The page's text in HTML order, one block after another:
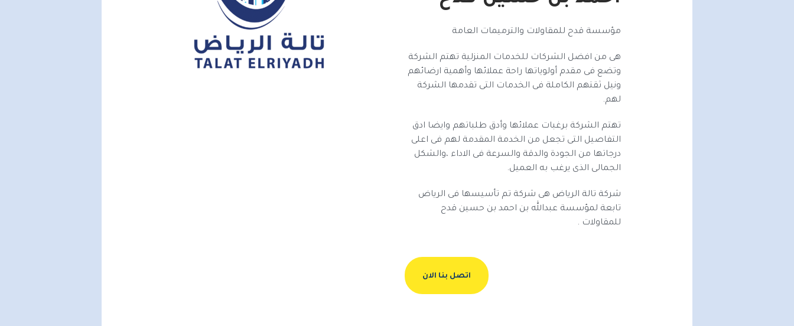
مؤسسة قدح للمقاولات والترميمات العامة
هى من افضل الشركات للخدمات المنزلية تهتم الشركة
وتضع فى مقدم أولوياتها راحة عملائها وأهمية ارضائهم
ونيل ثقتهم الكاملة فى الخدمات التى تقدمها الشركة
لهم.
تهتم الشركة برغبات عملائها وأدق طلباتهم وايضا ادق
التفاصيل التى تجعل من الخدمة المقدمة لهم فى اعلى
درجاتها من الجودة والدقة والسرعة فى الاداء ،والشكل
الجمالى الذى يرغب به العميل.
شركة تالة الرياض هى شركة تم تأسيسها فى الرياض
تابعة لمؤسسة عبدالله بن احمد بن حسين قدح
للمقاولات .
اتصل بنا الان